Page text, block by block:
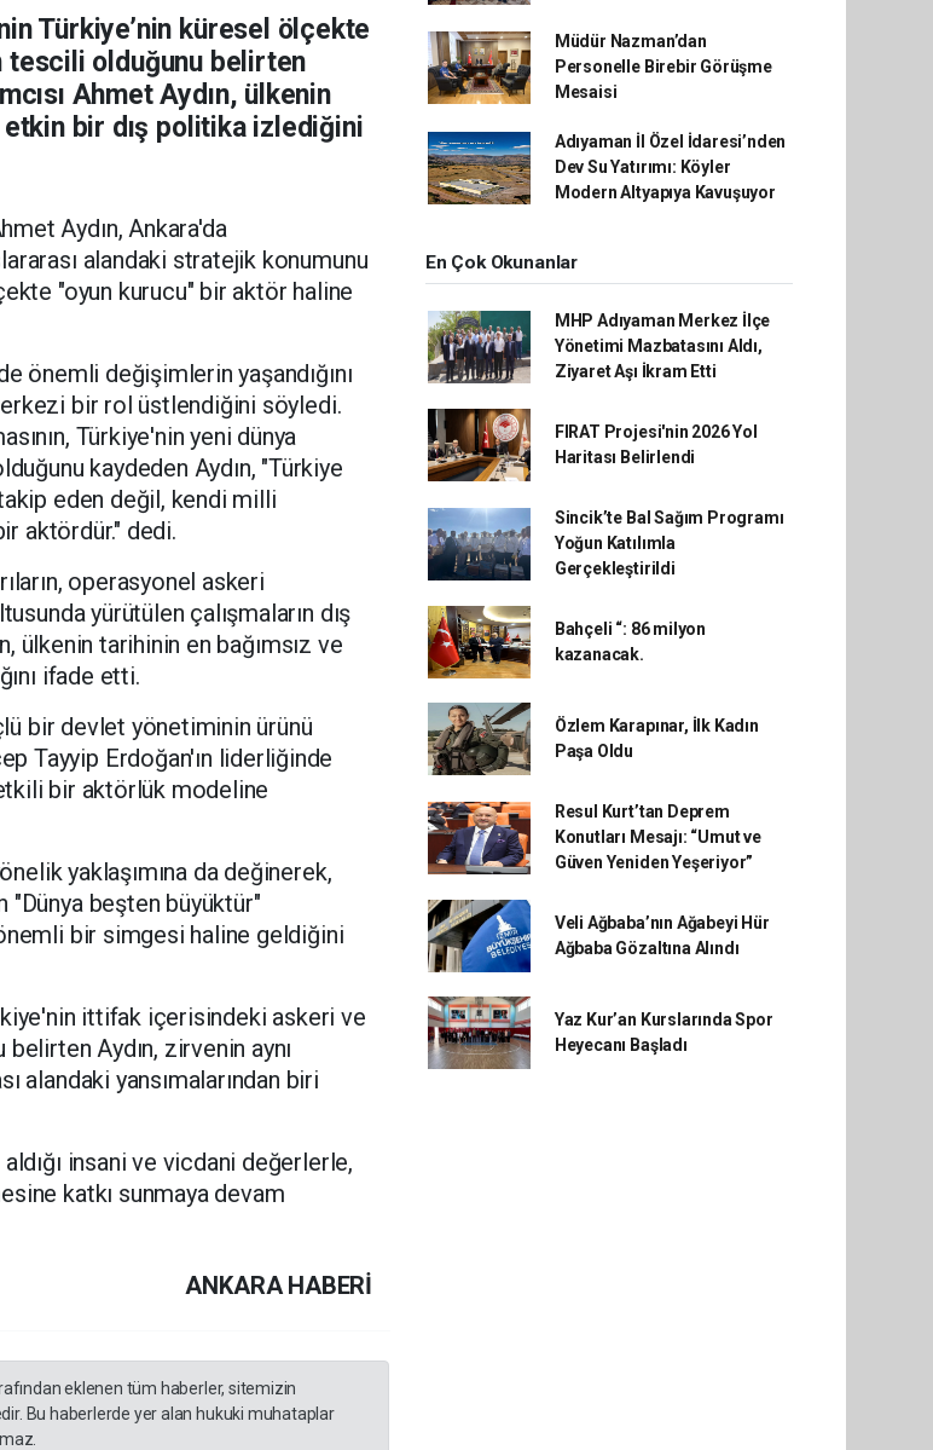
Türkiye’nin küresel ölçekte
tescili olduğunu belirten
Ahmet Aydın, ülkenin
etkin bir dış politika izlediğini
Aydın, Ankara'da
alandaki stratejik konumunu
"oyun kurucu" bir aktör haline
önemli değişimlerin yaşandığını
bir rol üstlendiğini söyledi.
Türkiye'nin yeni dünya
kaydeden Aydın, "Türkiye
eden değil, kendi milli
aktördür." dedi.
operasyonel askeri
yürütülen çalışmaların dış
ülkenin tarihinin en bağımsız ve
ifade etti.
bir devlet yönetiminin ürünü
Tayyip Erdoğan'ın liderliğinde
bir aktörlük modeline
yaklaşımına da değinerek,
"Dünya beşten büyüktür"
bir simgesi haline geldiğini
ittifak içerisindeki askeri ve
Aydın, zirvenin aynı
alandaki yansımalarından biri
insani ve vicdani değerlerle,
katkı sunmaya devam
ANKARA HABERİ
eklenen tüm haberler, sitemizin
Bu haberlerde yer alan hukuki muhataplar
Müdür Nazman’dan
Personelle Birebir Görüşme
Mesaisi
Adıyaman İl Özel İdaresi’nden
Dev Su Yatırımı: Köyler
Modern Altyapıya Kavuşuyor
En Çok Okunanlar
MHP Adıyaman Merkez İlçe
Yönetimi Mazbatasını Aldı,
Ziyaret Aşı İkram Etti
FIRAT Projesi'nin 2026 Yol
Haritası Belirlendi
Sincik’te Bal Sağım Programı
Yoğun Katılımla
Gerçekleştirildi
Bahçeli “: 86 milyon
kazanacak.
Özlem Karapınar, İlk Kadın
Paşa Oldu
Resul Kurt’tan Deprem
Konutları Mesajı: “Umut ve
Güven Yeniden Yeşeriyor”
Veli Ağbaba’nın Ağabeyi Hür
Ağbaba Gözaltına Alındı
Yaz Kur’an Kurslarında Spor
Heyecanı Başladı